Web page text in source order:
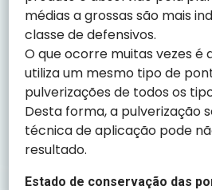
médias a grossas são mais
classe de defensivos.
O que ocorre muitas vezes é
utiliza um mesmo tipo de
pulverizações de todos os
Desta forma, a pulverização
técnica de aplicação pode
resultado.
Estado de conservação das